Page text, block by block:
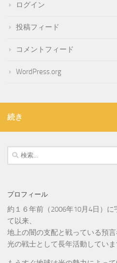
ログイン
投稿フィード
コメントフィード
WordPress.org
続き
検
索:
プロフィール
約１６年前（2006年10月4日）
て以来、
地上の闇の支配と戦っている預言
光の戦士として長年活動していま